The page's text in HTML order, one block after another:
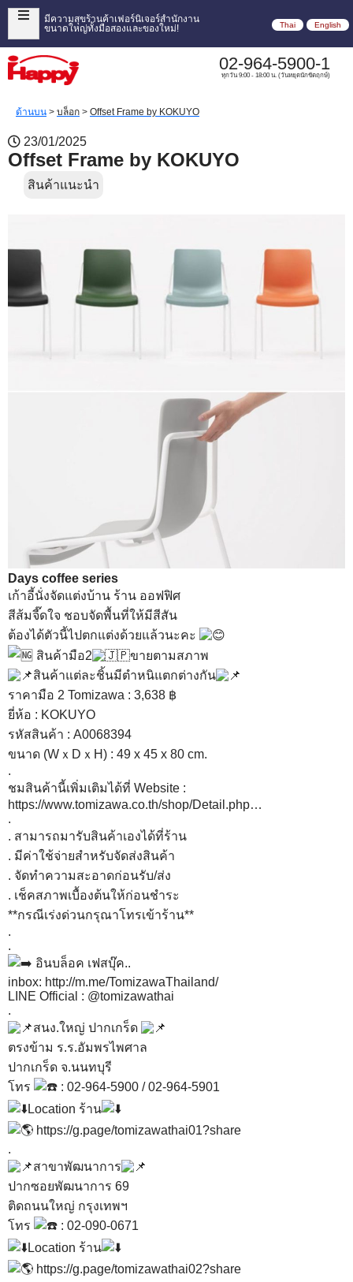
มีความสุขร้านค้าเฟอร์นิเจอร์สำนักงาน
ขนาดใหญ่ทั้งมือสองและของใหม่!
Thai English
02-964-5900-1
ทุกวัน 9:00 - 18:00 น. (วันหยุดนักขัตฤกษ์)
ด้านบน > บล็อก > Offset Frame by KOKUYO
23/01/2025
Offset Frame by KOKUYO
สินค้าแนะนำ
Days coffee series
เก้าอี้นั่งจัดแต่งบ้าน ร้าน ออฟฟิศ
สีส้มจี๊ดใจ ชอบจัดพื้นที่ให้มีสีสัน
ต้องได้ตัวนี้ไปตกแต่งด้วยแล้วนะคะ
สินค้ามือ2
ขายตามสภาพ
สินค้าแต่ละชิ้นมีตำหนิแตกต่างกัน
ราคามือ 2 Tomizawa : 3,638 ฿
ยี่ห้อ : KOKUYO
รหัสสินค้า : A0068394
ขนาด (WｘDｘH) : 49 x 45 x 80 cm.
.
ชมสินค้านี้เพิ่มเติมได้ที่ Website :
https://www.tomizawa.co.th/shop/Detail.php…
.
. สามารถมารับสินค้าเองได้ที่ร้าน
. มีค่าใช้จ่ายสำหรับจัดส่งสินค้า
. จัดทำความสะอาดก่อนรับ/ส่ง
. เช็คสภาพเบื้องต้นให้ก่อนชำระ
**กรณีเร่งด่วนกรุณาโทรเข้าร้าน**
.
.
อินบล็อค เฟสบุ๊ค..
inbox: http://m.me/TomizawaThailand/
LINE Official : @tomizawathai
.
สนง.ใหญ่ ปากเกร็ด
ตรงข้าม ร.ร.อัมพรไพศาล
ปากเกร็ด จ.นนทบุรี
โทร
: 02-964-5900 / 02-964-5901
Location ร้าน
https://g.page/tomizawathai01?share
.
สาขาพัฒนาการ
ปากซอยพัฒนาการ 69
ติดถนนใหญ่ กรุงเทพฯ
โทร
: 02-090-0671
Location ร้าน
https://g.page/tomizawathai02?share